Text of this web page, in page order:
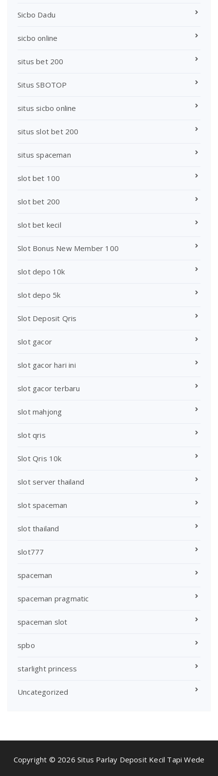
Sicbo Dadu
sicbo online
situs bet 200
Situs SBOTOP
situs sicbo online
situs slot bet 200
situs spaceman
slot bet 100
slot bet 200
slot bet kecil
Slot Bonus New Member 100
slot depo 10k
slot depo 5k
Slot Deposit Qris
slot gacor
slot gacor hari ini
slot gacor terbaru
slot mahjong
slot qris
Slot Qris 10k
slot server thailand
slot spaceman
slot thailand
slot777
spaceman
spaceman pragmatic
spaceman slot
spbo
starlight princess
Uncategorized
Copyright © 2026 Situs Parlay Deposit Kecil Tapi Wede